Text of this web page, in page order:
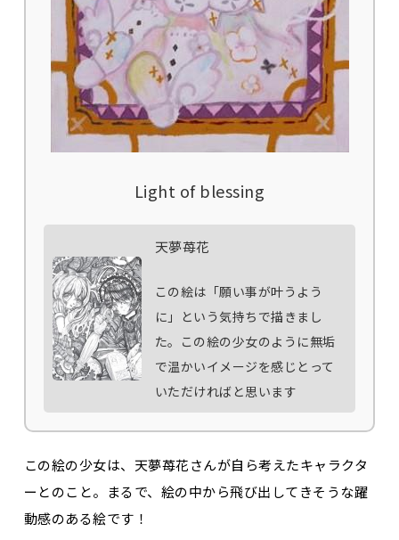
Light of blessing
天夢苺花
この絵は「願い事が叶うよう
に」という気持ちで描きまし
た。この絵の少女のように無垢
で温かいイメージを感じとって
いただければと思います
この絵の少女は、天夢苺花さんが自ら考えたキャラクタ
ーとのこと。まるで、絵の中から飛び出してきそうな躍
動感のある絵です！